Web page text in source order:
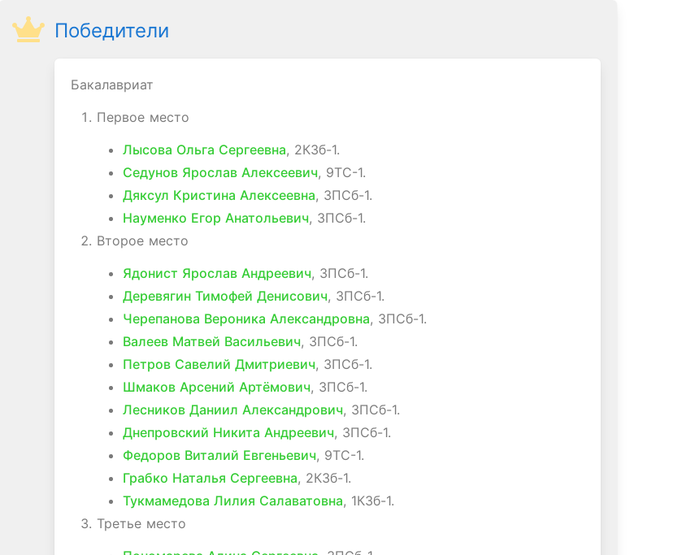
Победители
Бакалавриат
Первое место
Лысова Ольга Сергеевна, 2КЗб-1.
Седунов Ярослав Алексеевич, 9ТС-1.
Дяксул Кристина Алексеевна, 3ПСб-1.
Науменко Егор Анатольевич, 3ПСб-1.
Второе место
Ядонист Ярослав Андреевич, 3ПСб-1.
Деревягин Тимофей Денисович, 3ПСб-1.
Черепанова Вероника Александровна, 3ПСб-1.
Валеев Матвей Васильевич, 3ПСб-1.
Петров Савелий Дмитриевич, 3ПСб-1.
Шмаков Арсений Артёмович, 3ПСб-1.
Лесников Даниил Александрович, 3ПСб-1.
Днепровский Никита Андреевич, 3ПСб-1.
Федоров Виталий Евгеньевич, 9ТС-1.
Грабко Наталья Сергеевна, 2КЗб-1.
Тукмамедова Лилия Салаватовна, 1КЗб-1.
Третье место